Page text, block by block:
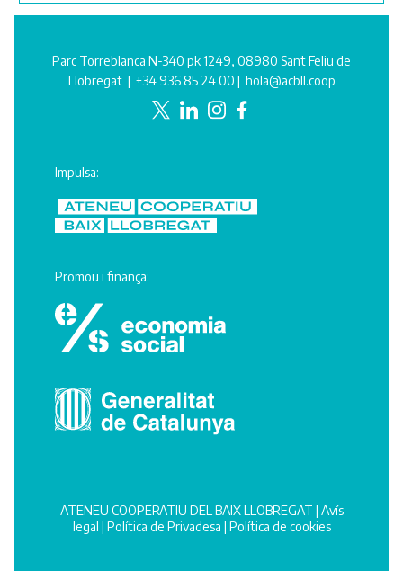
Parc Torreblanca N-340 pk 1249, 08980 Sant Feliu de
Llobregat | +34 936 85 24 00 | hola@acbll.coop
Impulsa:
Promou i finança:
ATENEU COOPERATIU DEL BAIX LLOBREGAT | Avís
legal | Política de Privadesa | Política de cookies